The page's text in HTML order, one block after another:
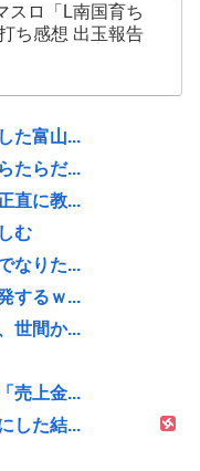
スロ「L南国育ち
ち感想 出玉報告
た富山...
たらだ...
直に教...
む
なりた...
するｗ...
世間か...
売上金...
した結...